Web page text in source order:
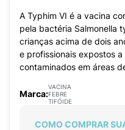
A Typhim VI é a vacina
pela bactéria Salmonella
crianças acima de dois
e profissionais expostos
contaminados em áreas
Marca:
VACINA
FEBRE
TIFÓIDE
COMO COMPRAR